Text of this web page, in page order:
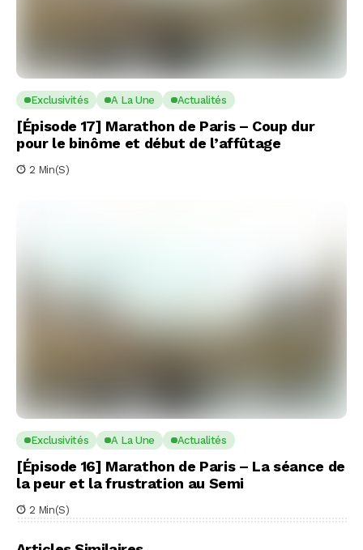
Exclusivités A La Une Actualités
[Épisode 17] Marathon de Paris – Coup dur
pour le binôme et début de l’affûtage
2 Min(s)
Exclusivités A La Une Actualités
[Épisode 16] Marathon de Paris – La séance de
la peur et la frustration au Semi
2 Min(s)